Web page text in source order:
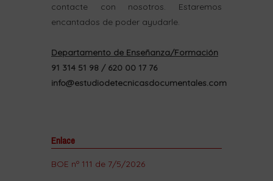
contacte con nosotros. Estaremos
encantados de poder ayudarle.
Departamento de Enseñanza/Formación
91 314 51 98 / 620 00 17 76
info@estudiodetecnicasdocumentales.com
Enlace
BOE nº 111 de 7/5/2026